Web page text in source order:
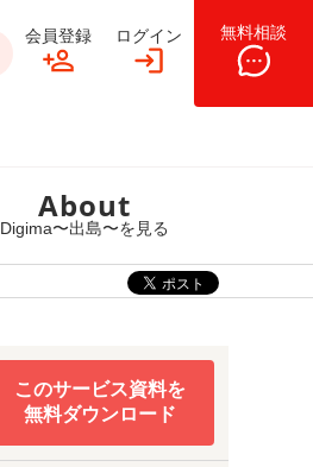
会員登録 ログイン 無料相談
About
Digima〜出島〜を見る
このサービス資料を
無料ダウンロード